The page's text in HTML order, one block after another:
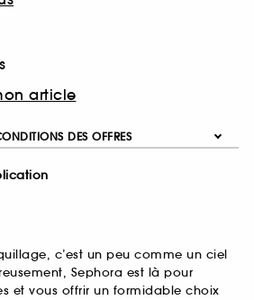
article
DES OFFRES
c’est un peu comme un ciel
Sephora est là pour
et vous offrir un formidable choix